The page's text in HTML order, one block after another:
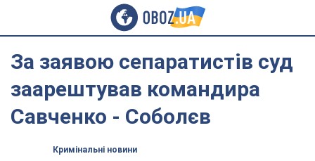
За заявою сепаратистів суд
заарештував командира
Савченко - Соболєв
Кримінальні новини